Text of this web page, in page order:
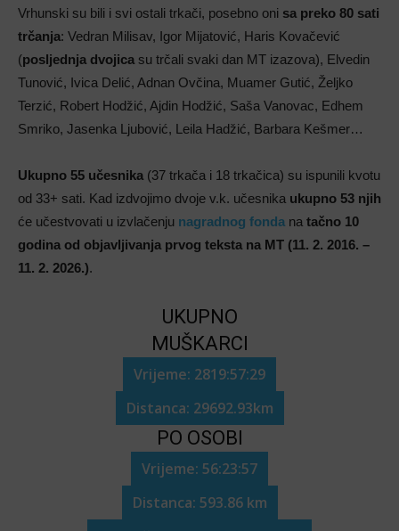
Vrhunski su bili i svi ostali trkači, posebno oni sa preko 80 sati
trčanja: Vedran Milisav, Igor Mijatović, Haris Kovačević
(posljednja dvojica su trčali svaki dan MT izazova), Elvedin
Tunović, Ivica Delić, Adnan Ovčina, Muamer Gutić, Željko
Terzić, Robert Hodžić, Ajdin Hodžić, Saša Vanovac, Edhem
Smriko, Jasenka Ljubović, Leila Hadžić, Barbara Kešmer…
Ukupno 55 učesnika (37 trkača i 18 trkačica) su ispunili kvotu
od 33+ sati. Kad izdvojimo dvoje v.k. učesnika ukupno 53 njih
će učestvovati u izvlačenju nagradnog fonda na tačno 10
godina od objavljivanja prvog teksta na MT (11. 2. 2016. –
11. 2. 2026.).
UKUPNO
MUŠKARCI
Vrijeme: 2819:57:29
Distanca: 29692.93km
PO OSOBI
Vrijeme: 56:23:57
Distanca: 593.86 km